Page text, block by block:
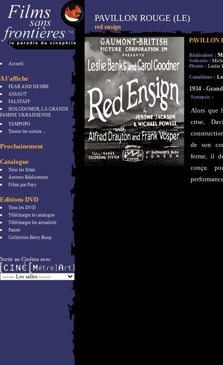
Accueil
A l'affiche
FEAR AND DESIRE
ASSAUT
FALSTAFF
HOLODOMOR, LA GRANDE
FAMINE UKRAINIENNE
TAMPOPO
Toutes les sorties ...
Prochainement
Catalogue
Tous les films
Auteurs Réalisateurs
Films par Pays
Editions DVD
Tous les DVD
Télécharger le catalogue
Télécharger les actualités
Panier
Collection Betty Boop
Sortir au Cinéma avec
PAVILLON ROUGE (LE)
red ensign
PAVILLON
Réalisation :
Scénario :
Photos : Leslie
Comédiens :
1934 -
Synopsis :
Alors que
crise,
de son
ferme, il
conçu